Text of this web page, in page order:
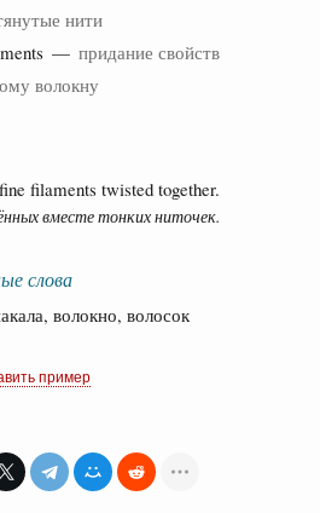
нити
— придание свойств
волокну
filaments twisted together.
вместе тонких ниточек.
слова
волокно, волосок
пример